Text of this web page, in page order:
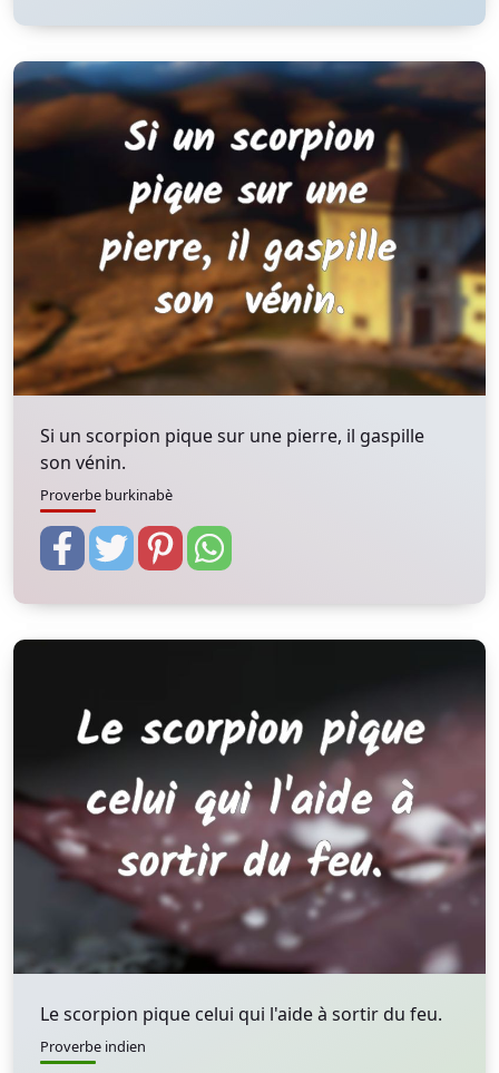
Si un scorpion pique sur une pierre, il gaspille
son vénin.
Proverbe burkinabè
Le scorpion pique celui qui l'aide à sortir du feu.
Proverbe indien